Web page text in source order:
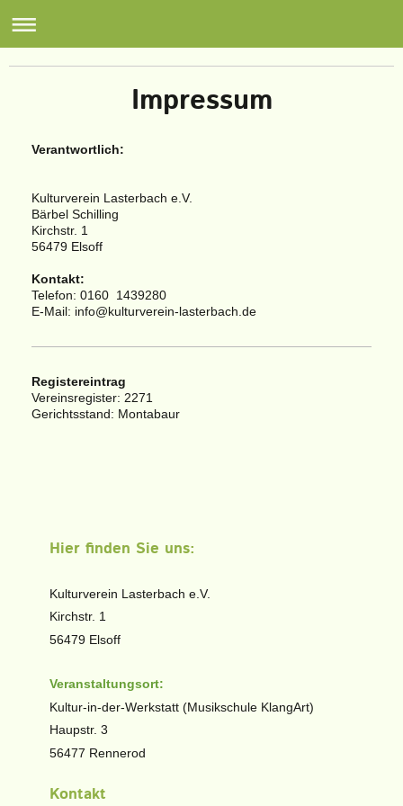
Impressum
Verantwortlich:
Kulturverein Lasterbach e.V.
Bärbel Schilling
Kirchstr. 1
56479 Elsoff
Kontakt:
Telefon: 0160 1439280
E-Mail: info@kulturverein-lasterbach.de
Registereintrag
Vereinsregister: 2271
Gerichtsstand: Montabaur
Hier finden Sie uns:
Kulturverein Lasterbach e.V.
Kirchstr. 1
56479 Elsoff
Veranstaltungsort:
Kultur-in-der-Werkstatt (Musikschule KlangArt)
Haupstr. 3
56477 Rennerod
Kontakt